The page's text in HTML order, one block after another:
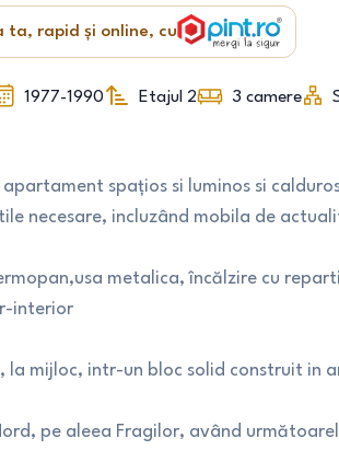
ta, rapid și online, cu
1977-1990 Etajul 2 3 camere
apartament spațios si luminos si
necesare, incluzând mobila de
metalica, încălzire cu
interior
la mijloc, intr-un bloc solid construit in
pe aleea Fragilor, având